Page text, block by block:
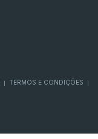
TERMOS E CONDIÇÕES